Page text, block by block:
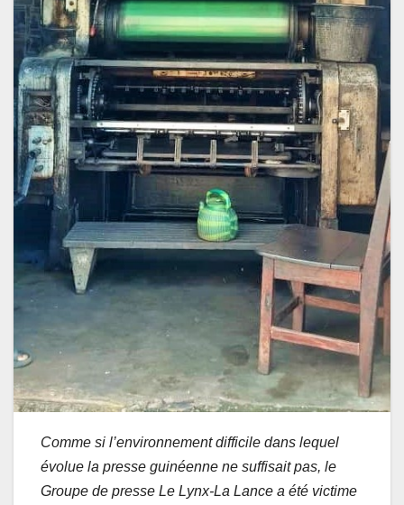
Comme si l’environnement difficile dans lequel
évolue la presse guinéenne ne suffisait pas, le
Groupe de presse Le Lynx-La Lance a été victime